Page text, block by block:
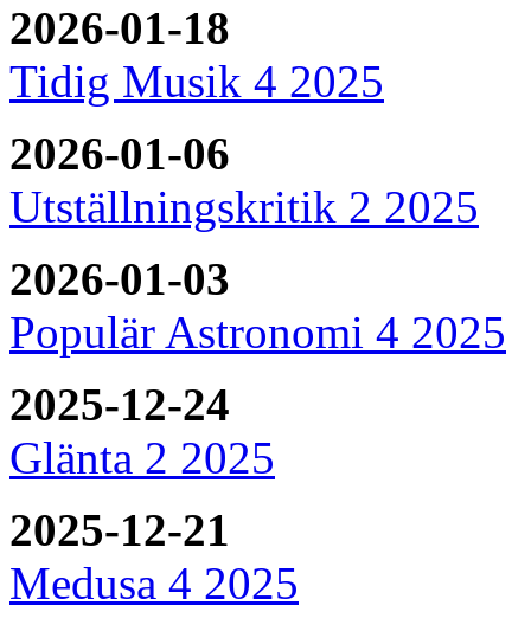
2026-01-18
Tidig Musik 4 2025
2026-01-06
Utställningskritik 2 2025
2026-01-03
Populär Astronomi 4 2025
2025-12-24
Glänta 2 2025
2025-12-21
Medusa 4 2025